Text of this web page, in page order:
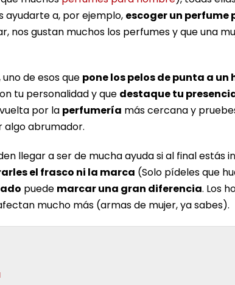
ayudarte a, por ejemplo, escoger un perfume
nos gustan muchos los perfumes y que una
uno de esos que pone los pelos de punta a un
tu personalidad y que destaque tu
por la perfumería más cercana y
algo abrumador.
llegar a ser de mucha ayuda si al final estás
el frasco ni la marca (Solo pídeles que
puede marcar una gran diferencia. Los
mucho más (armas de mujer, ya sabes).